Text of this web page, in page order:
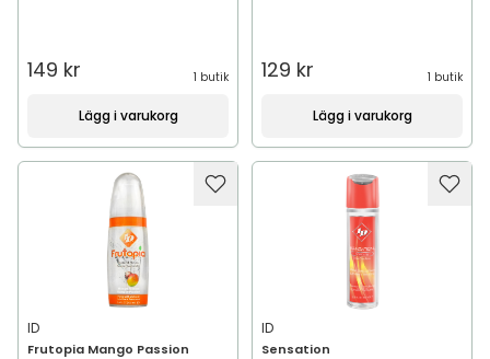
149 kr 1 butik
Lägg i varukorg
129 kr 1 butik
Lägg i varukorg
ID
Frutopia Mango Passion
ID
Sensation